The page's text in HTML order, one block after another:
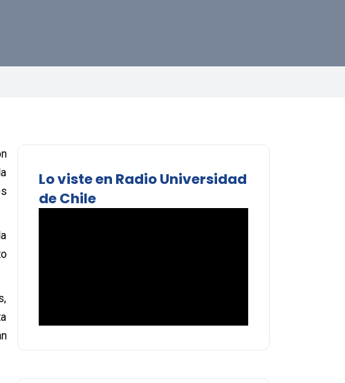
Lo viste en Radio Universidad
de Chile